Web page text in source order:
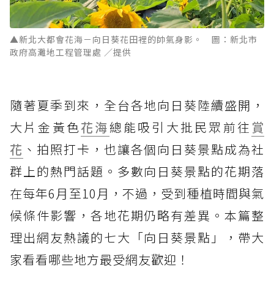
▲新北大都會花海－向日葵花田裡的帥氣身影。 圖：新北市
政府高灘地工程管理處 ／提供
隨著夏季到來，全台各地向日葵陸續盛開，
大片金黃色花海總能吸引大批民眾前往 賞
花 、拍照打卡，也讓各個向日葵景點成為社
群上的熱門話題。多數向日葵景點的花期落
在每年6月至10月，不過，受到種植時間與氣
候條件影響，各地花期仍略有差異。本篇整
理出網友熱議的七大「向日葵景點」，帶大
家看看哪些地方最受網友歡迎！